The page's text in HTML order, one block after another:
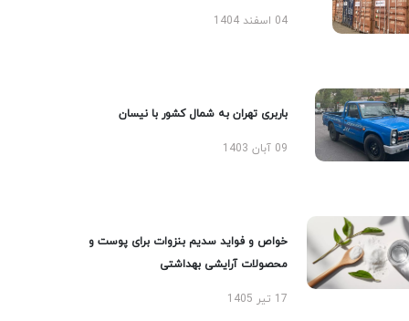
04 اسفند 1404
باربری تهران به شمال کشور با نیسان
09 آبان 1403
خواص و فواید سدیم بنزوات برای پوست و
محصولات آرایشی بهداشتی
17 تیر 1405